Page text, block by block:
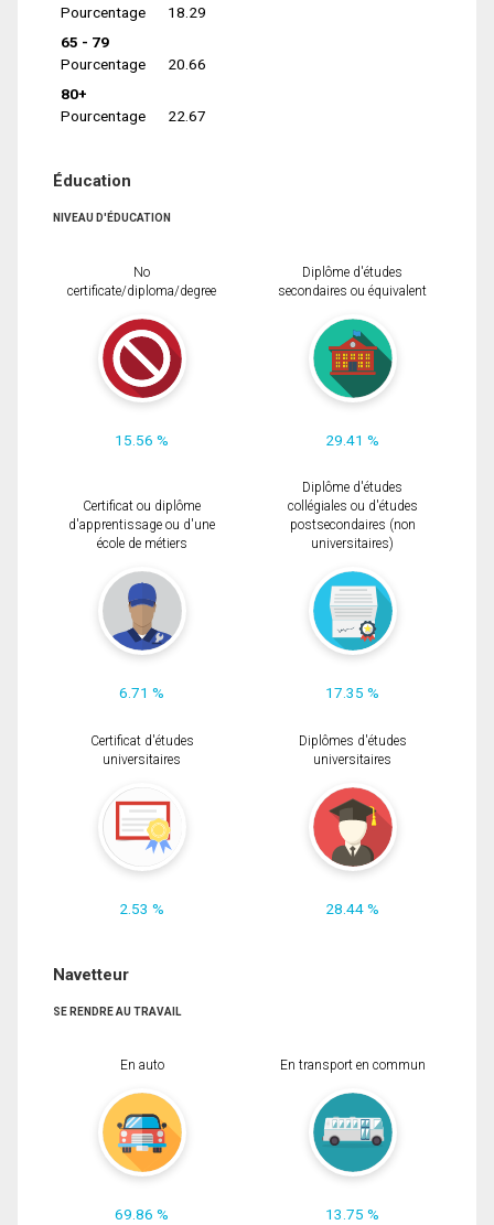
Pourcentage
18.29
65 - 79
Pourcentage
20.66
80+
Pourcentage
22.67
Éducation
NIVEAU D'ÉDUCATION
No
certificate/diploma/degree
15.56 %
Diplôme d'études
secondaires ou équivalent
29.41 %
Certificat ou diplôme
d'apprentissage ou d'une
école de métiers
6.71 %
Diplôme d'études
collégiales ou d'études
postsecondaires (non
universitaires)
17.35 %
Certificat d'études
universitaires
2.53 %
Diplômes d'études
universitaires
28.44 %
Navetteur
SE RENDRE AU TRAVAIL
En auto
69.86 %
En transport en commun
13.75 %